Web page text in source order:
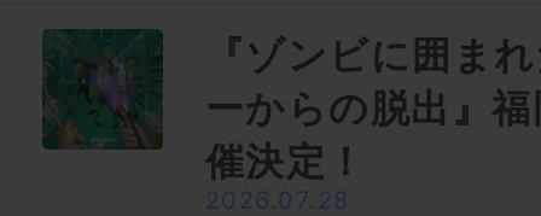
『ゾンビに囲ま
ーからの脱出』
催決定！
2026.07.28